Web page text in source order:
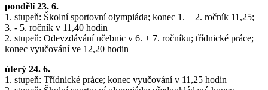
pondělí 23. 6.
1. stupeň: Školní sportovní olympiáda; konec 1. + 2. ročník 11,25;
3. - 5. ročník v 11,40 hodin
2. stupeň: Odevzdávání učebnic v 6. + 7. ročníku; třídnické práce;
konec vyučování ve 12,20 hodin
úterý 24. 6.
1. stupeň: Třídnické práce; konec vyučování v 11,25 hodin